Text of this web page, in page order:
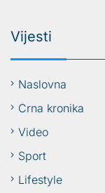
Vijesti
Naslovna
Crna kronika
Video
Sport
Lifestyle